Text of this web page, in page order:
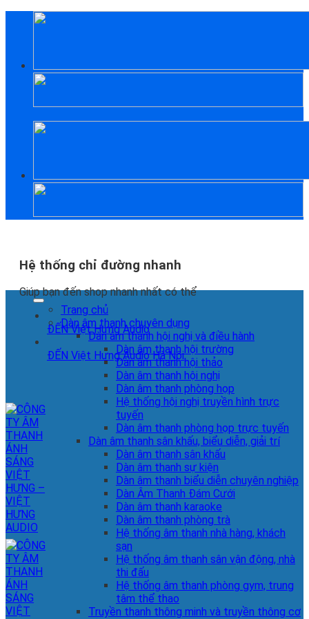
Hệ thống chỉ đường nhanh
Giúp bạn đến shop nhanh nhất có thể
ĐẾN Việt Hưng Audio
ĐẾN Việt Hưng Audio Hà Nội
Trang chủ
Dàn âm thanh chuyên dụng
Dàn âm thanh hội nghị và điều hành
Dàn âm thanh hội trường
Dàn âm thanh hội thảo
Dàn âm thanh hội nghị
Dàn âm thanh phòng họp
Hệ thống hội nghị truyền hình trực
tuyến
Dàn âm thanh phòng họp trực tuyến
Dàn âm thanh sân khấu, biểu diễn, giải trí
Dàn âm thanh sân khấu
Dàn âm thanh sự kiện
Dàn âm thanh biểu diễn chuyên nghiệp
Dàn Âm Thanh Đám Cưới
Dàn âm thanh karaoke
Dàn âm thanh phòng trà
Hệ thống âm thanh nhà hàng, khách
sạn
Hệ thống âm thanh sân vận động, nhà
thi đấu
Hệ thống âm thanh phòng gym, trung
tâm thể thao
Truyền thanh thông minh và truyền thông cơ